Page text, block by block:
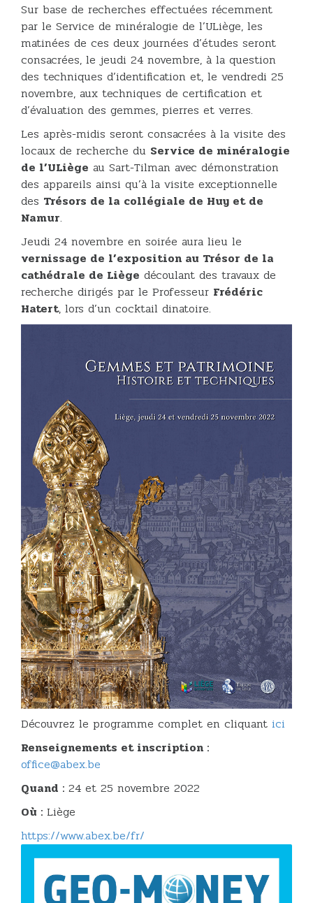
Sur base de recherches effectuées récemment
par le Service de minéralogie de l’ULiège, les
matinées de ces deux journées d’études seront
consacrées, le jeudi 24 novembre, à la question
des techniques d’identification et, le vendredi 25
novembre, aux techniques de certification et
d’évaluation des gemmes, pierres et verres.
Les après-midis seront consacrées à la visite des
locaux de recherche du Service de minéralogie
de l’ULiège au Sart-Tilman avec démonstration
des appareils ainsi qu’à la visite exceptionnelle
des Trésors de la collégiale de Huy et de
Namur.
Jeudi 24 novembre en soirée aura lieu le
vernissage de l’exposition au Trésor de la
cathédrale de Liège découlant des travaux de
recherche dirigés par le Professeur Frédéric
Hatert, lors d’un cocktail dinatoire.
Découvrez le programme complet en cliquant ici
Renseignements et inscription :
office@abex.be
Quand : 24 et 25 novembre 2022
Où : Liège
https://www.abex.be/fr/